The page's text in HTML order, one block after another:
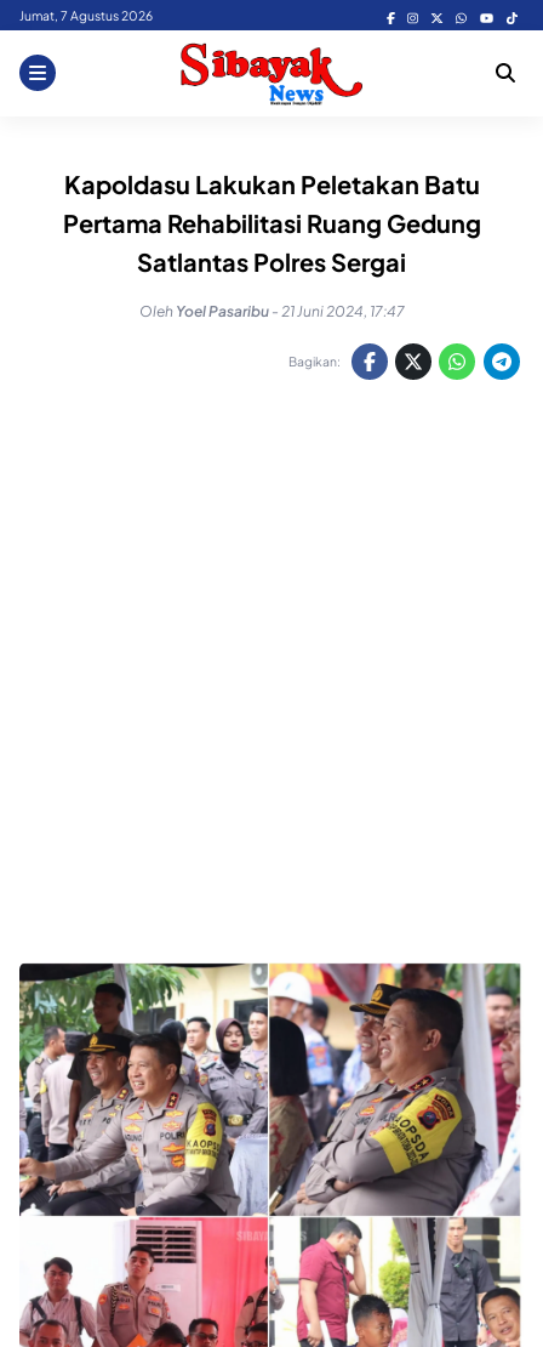
Skip
content
Jumat, 7 Agustus 2026
Kapoldasu Lakukan Peletakan Batu
Pertama Rehabilitasi Ruang Gedung
Satlantas Polres Sergai
Oleh Yoel Pasaribu - 21 Juni 2024, 17:47
Bagikan: